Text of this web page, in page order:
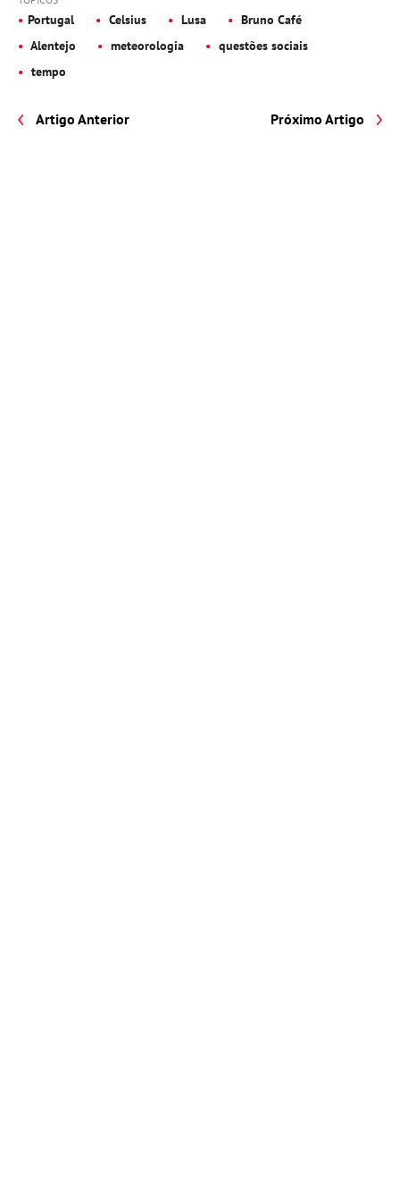
Portugal Celsius Lusa
Bruno Café
Alentejo
meteorologia
questões sociais
tempo
Artigo Anterior Próximo Artigo